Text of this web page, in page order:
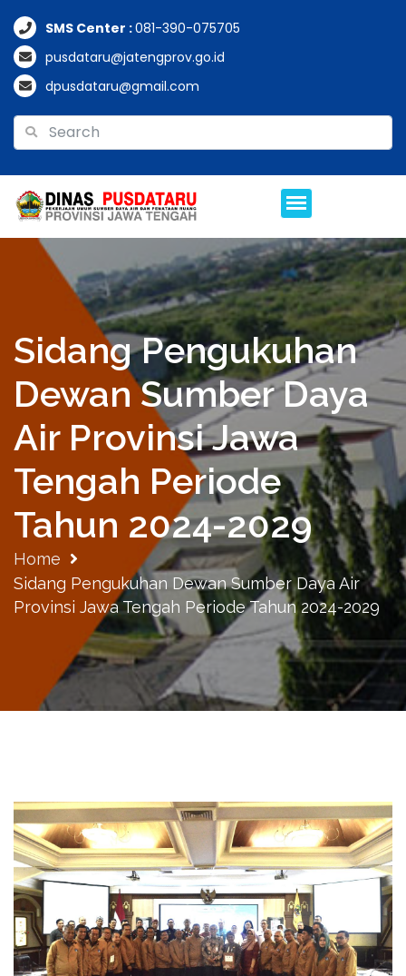
SMS Center :081-390-075705
pusdataru@jatengprov.go.id
dpusdataru@gmail.com
Sidang Pengukuhan
Dewan Sumber Daya
Air Provinsi Jawa
Tengah Periode
Tahun 2024-2029
Home
Sidang Pengukuhan Dewan Sumber Daya Air
Provinsi Jawa Tengah Periode Tahun 2024-2029